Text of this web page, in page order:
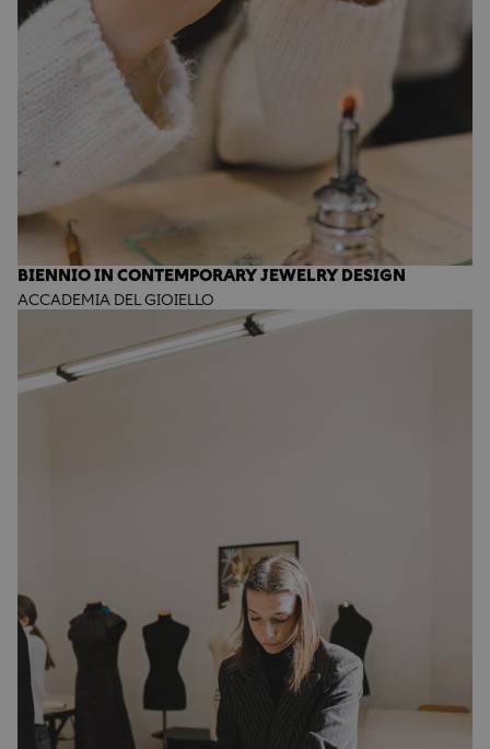
BIENNIO IN CONTEMPORARY JEWELRY DESIGN
ACCADEMIA DEL GIOIELLO